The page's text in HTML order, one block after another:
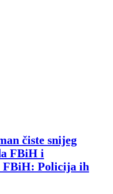
čiste snijeg
FBiH i
FBiH: Policija ih